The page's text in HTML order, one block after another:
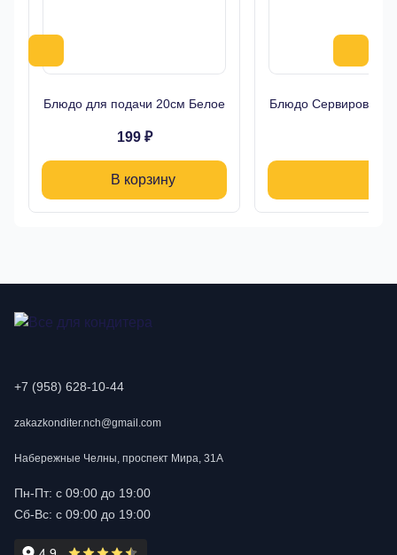
Блюдо для подачи 20см Белое
199 ₽
В корзину
Блюдо
+7 (958) 628-10-44
zakazkonditer.nch@gmail.com
Набережные Челны, проспект Мира, 31А
Пн-Пт: с 09:00 до 19:00
Сб-Вс: с 09:00 до 19:00